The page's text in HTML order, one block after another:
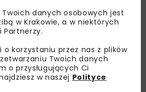
danych osobowych jest
w Krakowie, a w niektórych
Partnerzy.
korzystaniu przez nas z plików
Twoich danych
o przysługujących Ci
w naszej Polityce